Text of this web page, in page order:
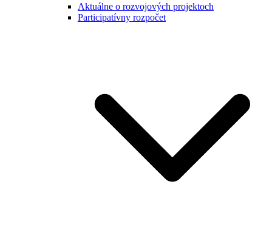
Aktuálne o rozvojových projektoch
Participatívny rozpočet